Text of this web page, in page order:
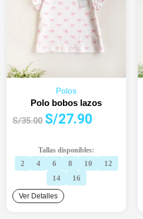
Polos
Polo bobos lazos
S/35.00
El
era:
S/35.00.
S/27.90
es:
S/27.90.
Tallas disponibles:
2 4 6 8 10
12
14
16
Ver Detalles